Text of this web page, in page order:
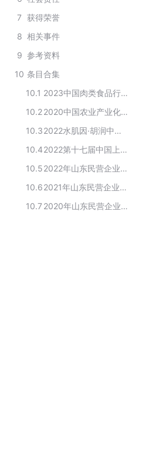
7 获得荣誉
8 相关事件
9 参考资料
10 条目合集
10.1
2023中国肉类食品行业先进企业公示名单
10.2
2020中国农业产业化龙头企业100强
10.3
2022水肌因·胡润中国食品行业百强榜单
10.4
2022第十七届中国上市公司董事会金圆桌“优秀董事会奖”名单
10.5
2022年山东民营企业现代高效农业行业领军10强排行榜
10.6
2021年山东民营企业100强名单
10.7
2020年山东民营企业100强榜单